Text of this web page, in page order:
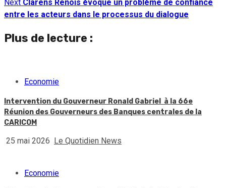
Next Clarens Renois évoque un problème de confiance
entre les acteurs dans le processus du dialogue
Plus de lecture :
Economie
Intervention du Gouverneur Ronald Gabriel à la 66e
Réunion des Gouverneurs des Banques centrales de la
CARICOM
25 mai 2026 Le Quotidien News
Economie